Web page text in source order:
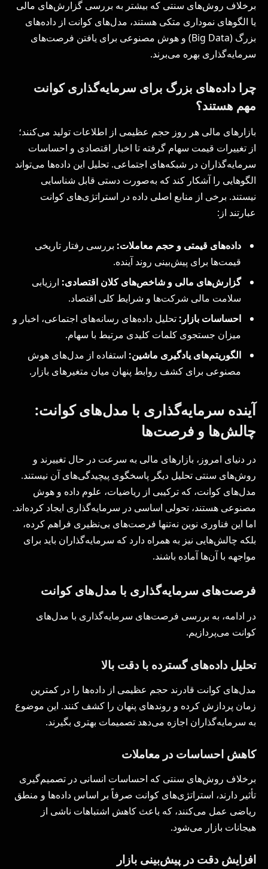
برخلاف روش‌های سنتی که بیشتر به بررسی گزارش‌های مالی
یا الگوهای نموداری متکی هستند، مدل‌های کوانت از داده‌های
بزرگ (Big Data) و هوش مصنوعی برای یافتن فرصت‌های
سرمایه‌گذاری بهره می‌برند.
چرا داده‌های بزرگ برای سرمایه‌گذاری کوانت
مهم هستند؟
بازارهای مالی هر روز حجم عظیمی از اطلاعات تولید می‌کنند؛
از تغییرات قیمت سهام گرفته تا اخبار اقتصادی و احساسات
سرمایه‌گذاران در شبکه‌های اجتماعی. تحلیل این داده‌ها می‌تواند
الگوهایی را آشکار کند که به‌صورت دستی قابل شناسایی
نیستند. برخی از منابع اصلی داده در استراتژی‌های کوانت
عبارتند از:
داده‌های قیمتی و حجم معاملات: بررسی رفتار تاریخی
قیمت‌ها برای پیش‌بینی روند آینده.
گزارش‌های مالی و شاخص‌های کلان اقتصادی: ارزیابی
سلامت مالی شرکت‌ها و شرایط کلی اقتصاد.
احساسات بازار: تحلیل داده‌های رسانه‌های اجتماعی، اخبار و
میزان جستجوی کلمات کلیدی مرتبط با سهام.
الگوریتم‌های یادگیری ماشین: استفاده از مدل‌های هوش
مصنوعی برای کشف روابط پنهان میان متغیرهای بازار.
آینده سرمایه‌گذاری با مدل‌های کوانت:
چالش‌ها و فرصت‌ها
در دنیای امروز، بازارهای مالی به سرعت در حال تغییرند و
روش‌های سنتی تحلیل دیگر پاسخگوی پیچیدگی‌های آن نیستند.
مدل‌های کوانت، که ترکیبی از ریاضیات، علوم داده و هوش
مصنوعی هستند، تحولی اساسی در سرمایه‌گذاری ایجاد کرده‌اند.
اما این فناوری نوین نه‌تنها فرصت‌های بی‌نظیری فراهم کرده،
بلکه چالش‌هایی نیز به همراه دارد که سرمایه‌گذاران باید برای
مواجهه با آن‌ها آماده باشند.
فرصت‌های سرمایه‌گذاری با مدل‌های کوانت
در ادامه، به بررسی فرصت‌های سرمایه‌گذاری با مدل‌های
کوانت می‌پردازیم.
تحلیل داده‌های گسترده با دقت بالا
مدل‌های کوانت قادرند حجم عظیمی از داده‌ها را در کمترین
زمان پردازش کرده و روندهای پنهان را کشف کنند. این موضوع
به سرمایه‌گذاران اجازه می‌دهد تصمیمات بهتری بگیرند.
کاهش احساسات در معاملات
برخلاف روش‌های سنتی که احساسات انسانی در تصمیم‌گیری
تأثیر دارند، استراتژی‌های کوانت صرفاً بر اساس داده‌ها و منطق
ریاضی عمل می‌کنند، که باعث کاهش اشتباهات ناشی از
هیجانات بازار می‌شود.
افزایش دقت در پیش‌بینی بازار